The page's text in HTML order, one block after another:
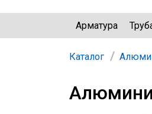
Арматура
Каталог